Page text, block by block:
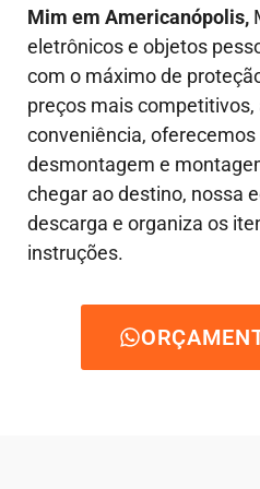
Mim em Americanópolis,
eletrônicos e objetos
com o máximo de
preços mais competitivos,
conveniência, oferecemos
desmontagem e
chegar ao destino, nossa
descarga e organiza os
instruções.